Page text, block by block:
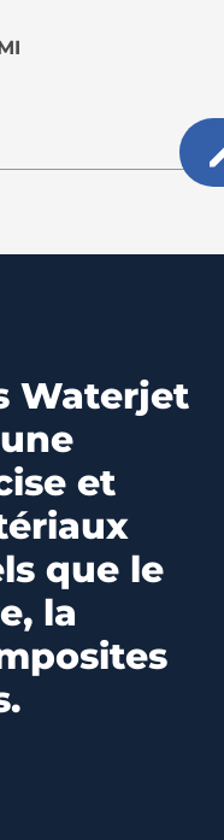
Waterjet
et
que le
la